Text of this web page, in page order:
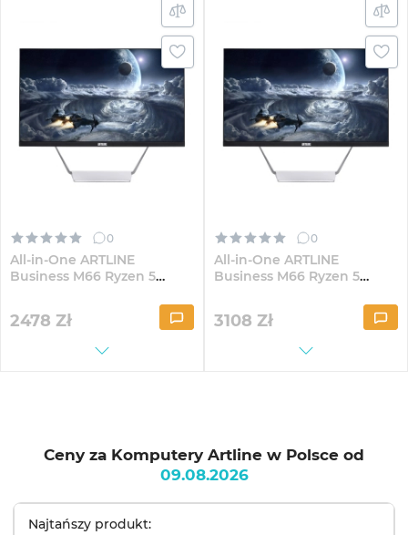
0
All-in-One ARTLINE
Business M66 Ryzen 5
2478 Zł
0
All-in-One ARTLINE
Business M66 Ryzen 5
3108 Zł
Ceny za Komputery Artline w Polsce od
09.08.2026
Najtańszy produkt: